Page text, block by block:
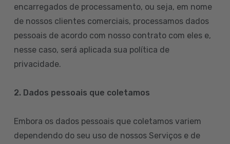
encarregados de processamento, ou seja, em nome
de nossos clientes comerciais, processamos dados
pessoais de acordo com nosso contrato com eles e,
nesse caso, será aplicada sua política de
privacidade.
2. Dados pessoais que coletamos
Embora os dados pessoais que coletamos variem
dependendo do seu uso de nossos Serviços e de